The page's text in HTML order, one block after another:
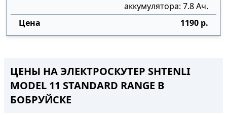
аккумулятора: 7.8 Ач.
1190 р.
ЦЕНЫ НА ЭЛЕКТРОСКУТЕР SHTENLI
MODEL 11 STANDARD RANGE В
БОБРУЙСКЕ